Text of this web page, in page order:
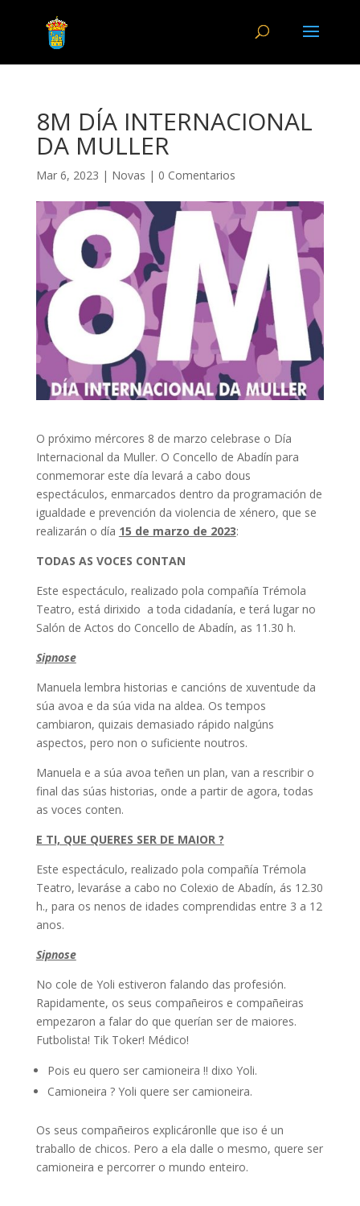
8M DÍA INTERNACIONAL
DA MULLER
Mar 6, 2023 | Novas | 0 Comentarios
O próximo mércores 8 de marzo celebrase o Día
Internacional da Muller. O Concello de Abadín para
conmemorar este día levará a cabo dous
espectáculos, enmarcados dentro da programación de
igualdade e prevención da violencia de xénero, que se
realizarán o día 15 de marzo de 2023:
TODAS AS VOCES CONTAN
Este espectáculo, realizado pola compañía Trémola
Teatro, está dirixido a toda cidadanía, e terá lugar no
Salón de Actos do Concello de Abadín, as 11.30 h.
Sipnose
Manuela lembra historias e cancións de xuventude da
súa avoa e da súa vida na aldea. Os tempos
cambiaron, quizais demasiado rápido nalgúns
aspectos, pero non o suficiente noutros.
Manuela e a súa avoa teñen un plan, van a rescribir o
final das súas historias, onde a partir de agora, todas
as voces conten.
E TI, QUE QUERES SER DE MAIOR ?
Este espectáculo, realizado pola compañía Trémola
Teatro, levaráse a cabo no Colexio de Abadín, ás 12.30
h., para os nenos de idades comprendidas entre 3 a 12
anos.
Sipnose
No cole de Yoli estiveron falando das profesión.
Rapidamente, os seus compañeiros e compañeiras
empezaron a falar do que querían ser de maiores.
Futbolista! Tik Toker! Médico!
Pois eu quero ser camioneira !! dixo Yoli.
Camioneira ? Yoli quere ser camioneira.
Os seus compañeiros explicáronlle que iso é un
traballo de chicos. Pero a ela dalle o mesmo, quere ser
camioneira e percorrer o mundo enteiro.